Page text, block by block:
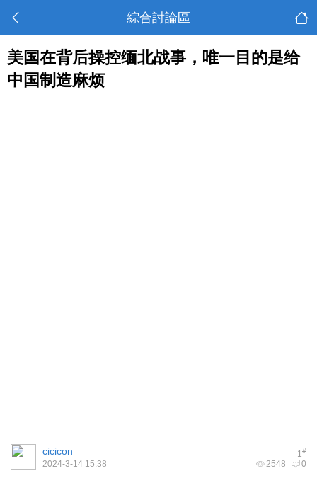
綜合討論區
美国在背后操控缅北战事，唯一目的是给
中国制造麻烦
1#
cicicon
2548 0
2024-3-14 15:38